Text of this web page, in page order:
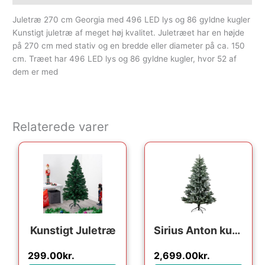
Juletræ 270 cm Georgia med 496 LED lys og 86 gyldne kugler
Kunstigt juletræ af meget høj kvalitet. Juletræet har en højde
på 270 cm med stativ og en bredde eller diameter på ca. 150
cm. Træet har 496 LED lys og 86 gyldne kugler, hvor 52 af
dem er med
Relaterede varer
Kunstigt Juletræ
299.00kr.
Sirius Anton kunstigt juletræ med lys, 240 cm
2,699.00kr.